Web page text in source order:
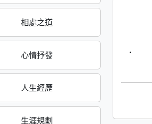
相處之道
心情抒發
人生經歷
生涯規劃
·